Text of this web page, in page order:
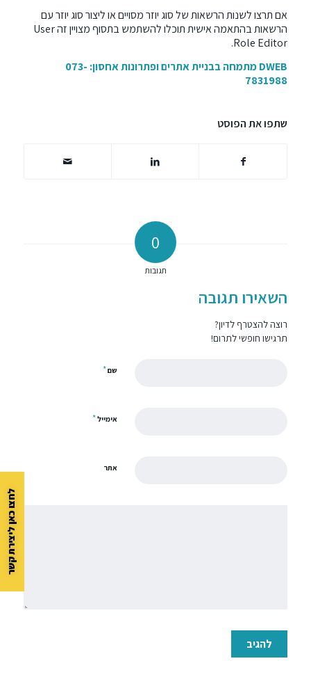
אם תרצו לשנות הרשאות של סוג יוזר מסויים או ליצור סוג יוזר עם
הרשאות בהתאמה אישית תוכלו להשתמש בתסוף מצויין זהUser
Role Editor
.
DWEB מתמחה
בבניית אתרים
ופתרונות אחסון: 073-
7831988
שתפו את הפוסט
0
תגובות
השאירו תגובה
רוצה להצטרף לדיון?
תרגישו חופשי לתרום!
שם*
אימייל*
אתר
לחצו כאן ליצירת קשר